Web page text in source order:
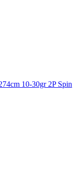
10-30gr 2P Spin